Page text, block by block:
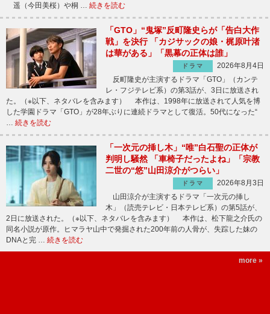
遥（今田美桜）や桐 … 続きを読む
「GTO」“鬼塚”反町隆史らが「告白大作
戦」を決行 「カジサックの娘・梶原叶渚
は華がある」「黒幕の正体は誰」
ドラマ
2026年8月4日
反町隆史が主演するドラマ「GTO」（カンテ
レ・フジテレビ系）の第3話が、3日に放送され
た。（※以下、ネタバレを含みます） 本作は、1998年に放送されて人気を博
した学園ドラマ「GTO」が28年ぶりに連続ドラマとして復活。50代になった“
… 続きを読む
「一次元の挿し木」“唯”白石聖の正体が
判明し騒然 「車椅子だったよね」「宗教
二世の“悠”山田涼介がつらい」
ドラマ
2026年8月3日
山田涼介が主演するドラマ「一次元の挿し
木」（読売テレビ・日本テレビ系）の第5話が、
2日に放送された。（※以下、ネタバレを含みます） 本作は、松下龍之介氏の
同名小説が原作。ヒマラヤ山中で発掘された200年前の人骨が、失踪した妹の
DNAと完 … 続きを読む
more »